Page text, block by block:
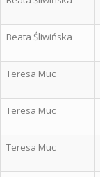
Beata Śliwińska
Teresa Muc
Teresa Muc
Teresa Muc